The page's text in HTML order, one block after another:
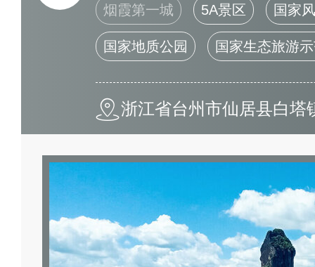
烟霞第一城 5A景区 国家
国家地质公园 国家生态旅游
浙江省台州市仙居县白塔